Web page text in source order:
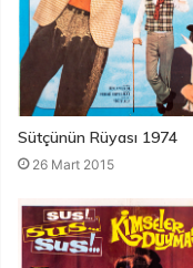
Sütçünün Rüyası 1974
26 Mart 2015